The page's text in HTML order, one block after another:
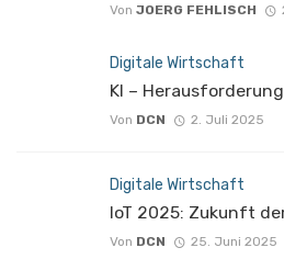
Von JOERG FEHLISCH
Digitale Wirtschaft
KI –
Von DCN 2. Juli 2025
Digitale Wirtschaft
IoT 2025: Zukunft
Von DCN 25. Juni 2025